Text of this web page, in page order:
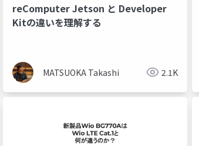
reComputer Jetson と Developer
Kitの違いを理解する
MATSUOKA Takashi 2.1K